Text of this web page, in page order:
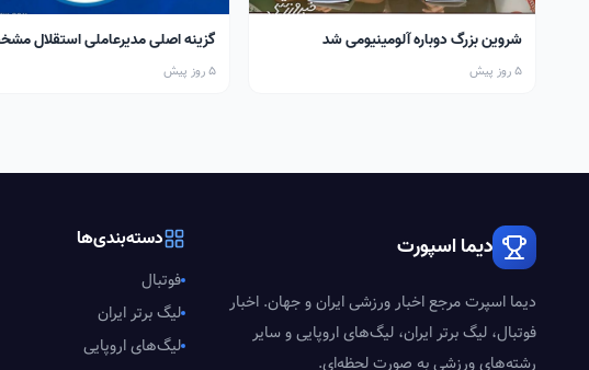
شروین بزرگ دوباره آلومینیومی شد
5 روز پیش
گزینه اصلی مدیرعاملی استقلال
5 روز پیش
دیما اسپورت
دیما اسپرت مرجع اخبار ورزشی ایران و جهان. اخبار
فوتبال، لیگ برتر ایران، لیگ‌های اروپایی و سایر
رشته‌های ورزشی به صورت لحظه‌ای.
دسته‌بندی‌ها
فوتبال
لیگ برتر ایران
لیگ‌های اروپایی